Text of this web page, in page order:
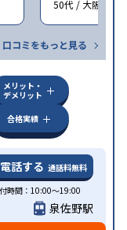
50代 / 大阪府 女
口コミをもっと見る
メリット・
デメリット
合格実績
電話する 通話料無料
時間：10:00～19:00
泉佐野駅